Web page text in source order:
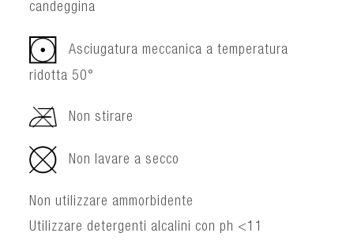
candeggina
Asciugatura meccanica a temperatura
ridotta 50°
Non stirare
Non lavare a secco
Non utilizzare ammorbidente
Utilizzare detergenti alcalini con ph <11